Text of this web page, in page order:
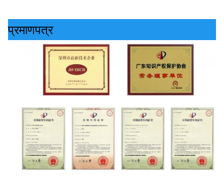
प्रमाणपत्र